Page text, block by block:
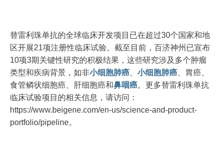
替雷利珠单抗的全球临床开发项目已在超过30个国家和地
区开展21项注册性临床试验。截至目前，百济神州已宣布
10项3期关键性研究的积极结果，这些研究涉及多个肿瘤
类型和疾病背景，如非小细胞肺癌 小细胞肺癌 、胃癌、
食管鳞状细胞癌、肝细胞癌和鼻咽癌。更多替雷利珠单抗
临床试验项目的相关信息，请访问：
https://www.beigene.com/en-us/science-and-product-
portfolio/pipeline。